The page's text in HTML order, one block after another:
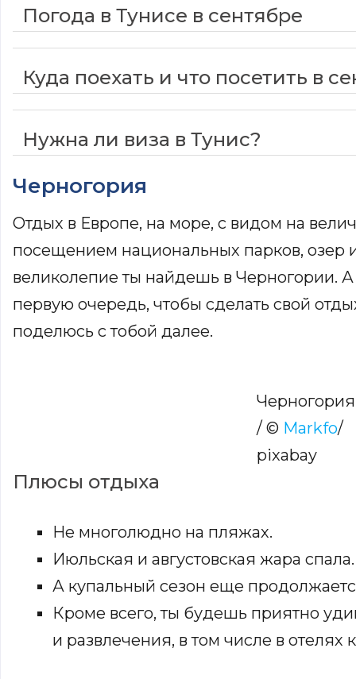
Погода в Тунисе в сентябре
Куда поехать и что посетить в
Нужна ли виза в Тунис?
Черногория
Отдых в Европе, на море, с видом на
посещением национальных парков, озер
великолепие ты найдешь в Черногории. А
первую очередь, чтобы сделать свой
поделюсь с тобой далее.
Черногория
/ © Markfo/
pixabay
Плюсы отдыха
Не многолюдно на пляжах.
Июльская и августовская жара спала.
А купальный сезон еще
Кроме всего, ты будешь приятно
и развлечения, в том числе в отелях